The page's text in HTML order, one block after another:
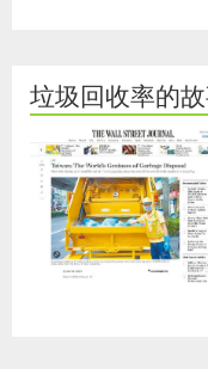
垃圾回收率的